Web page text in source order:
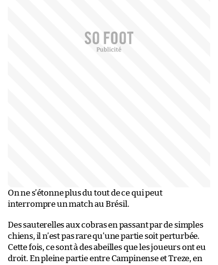
On ne s’étonne plus du tout de ce qui peut
interrompre un match au Brésil.
Des sauterelles aux cobras en passant par de simples
chiens, il n’est pas rare qu’une partie soit perturbée.
Cette fois, ce sont à des abeilles que les joueurs ont eu
droit. En pleine partie entre Campinense et Treze, en